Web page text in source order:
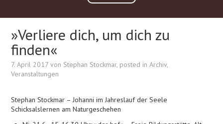
»Verliere dich, um dich zu
finden«
7. April 2017 von Stephan Stockmar, posted inArchiv,
Veranstaltungen
Stephan Stockmar – Johanni im Jahreslauf der Seele
Schicksalslernen am Naturgeschehen